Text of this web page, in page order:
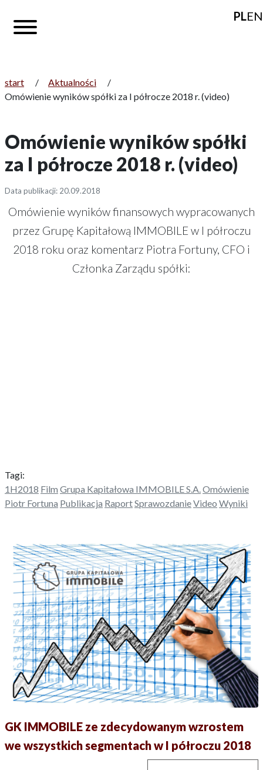
PLEN
start / Aktualności
/
Omówienie wyników spółki za I półrocze 2018 r. (video)
Omówienie wyników spółki
za I półrocze 2018 r. (video)
Data publikacji: 20.09.2018
Omówienie wyników finansowych wypracowanych
przez Grupę Kapitałową IMMOBILE w I półroczu
2018 roku oraz komentarz Piotra Fortuny, CFO i
Członka Zarządu spółki:
Tagi:
1H2018 Film Grupa Kapitałowa IMMOBILE S.A. Omówienie
Piotr Fortuna Publikacja RaportSprawozdanieVideo Wyniki
GK IMMOBILE ze zdecydowanym wzrostem
we wszystkich segmentach w I półroczu 2018